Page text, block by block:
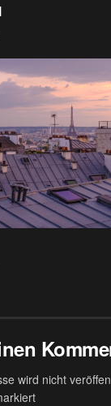
wird nicht